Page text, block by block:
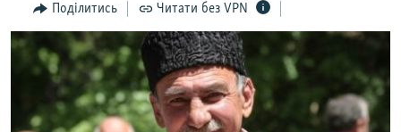
пошукуІНТЕРВ'Ю
ВСЕ ЗА ДЕНЬ
СПЕЦПРОЕКТИ
ДЕПОРТАЦІЯ
ЯК ОБІЙТИ БЛОКУВАННЯ
Поділитись Читати без VPN